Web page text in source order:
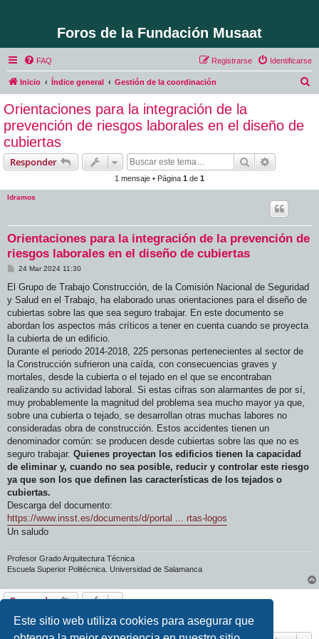
Este sitio web utiliza cookies para asegurar que
Foros de la Fundación Musaat
FAQ Identificarse
Registrarse
Inicio Índice general Gestión de la coordinación
Orientaciones para la integración de la
prevención de riesgos laborales en el diseño de
cubiertas
Responder Buscar
1 mensaje • Página 1 de 1
ldramos
Orientaciones para la integración de la prevención de
riesgos laborales en el diseño de cubiertas
M
n
a
j
24 Mar 2024 11:30
El Grupo de Trabajo Construcción, de la Comisión Nacional de Seguridad
y Salud en el Trabajo, ha elaborado unas orientaciones para el diseño de
cubiertas sobre las que sea seguro trabajar. En este documento se
abordan los aspectos más críticos a tener en cuenta cuando se proyecta
la cubierta de un edificio.
Durante el periodo 2014-2018, 225 personas pertenecientes al sector de
la Construcción sufrieron una caída, con consecuencias graves y
mortales, desde la cubierta o el tejado en el que se encontraban
realizando su actividad laboral. Si estas cifras son alarmantes de por sí,
muy probablemente la magnitud del problema sea mucho mayor ya que,
sobre una cubierta o tejado, se desarrollan otras muchas labores no
consideradas obra de construcción. Estos accidentes tienen un
denominador común: se producen desde cubiertas sobre las que no es
seguro trabajar. Quienes proyectan los edificios tienen la capacidad
de eliminar y, cuando no sea posible, reducir y controlar este riesgo
ya que son los que definen las características de los tejados o
cubiertas.
Descarga del documento:
https://www.insst.es/documents/d/portal ... rtas-logos
Un saludo
Profesor Grado Arquitectura Técnica
Escuela Superior Politécnica. Universidad de Salamanca
Responder
1 mensaje • Página de 1